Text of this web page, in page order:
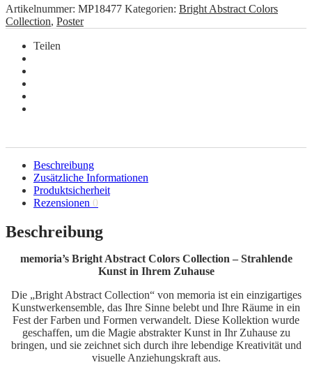
Artikelnummer: MP18477 Kategorien: Bright Abstract Colors
Collection, Poster
Teilen
Beschreibung
Zusätzliche Informationen
Produktsicherheit
Rezensionen 0
Beschreibung
memoria’s Bright Abstract Colors Collection – Strahlende
Kunst in Ihrem Zuhause
Die „Bright Abstract Collection“ von memoria ist ein einzigartiges
Kunstwerkensemble, das Ihre Sinne belebt und Ihre Räume in ein
Fest der Farben und Formen verwandelt. Diese Kollektion wurde
geschaffen, um die Magie abstrakter Kunst in Ihr Zuhause zu
bringen, und sie zeichnet sich durch ihre lebendige Kreativität und
visuelle Anziehungskraft aus.